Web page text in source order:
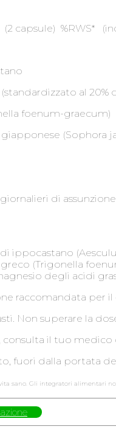
capsule) %RWS*
97
(standardizzato al
foenum-
giapponese
8,4
di limone
di
ippocastano
(Trigonella
degli acidi
raccomandata per
Non superare la
consulta il tuo
fuori dalla portata
sano. Gli integratori alimentari